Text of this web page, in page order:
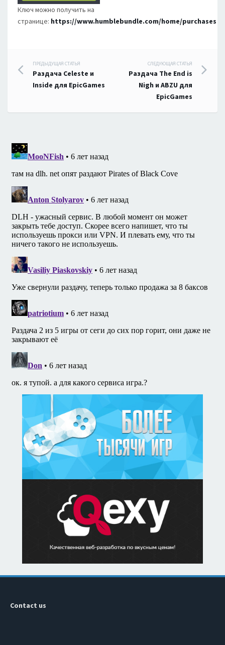
Ключ можно получить на
странице: https://www.humblebundle.com/home/purchases
Навигация
по
записям
ПРЕДЫДУЩАЯ СТАТЬЯ
Раздача Celeste и
Inside для EpicGames
СЛЕДУЮЩАЯ СТАТЬЯ
Раздача The End is
Nigh и ABZU для
EpicGames
Contact us